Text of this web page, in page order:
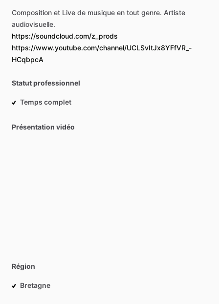
Composition et Live de musique en tout genre. Artiste
audiovisuelle.
https://soundcloud.com/z_prods
https://www.youtube.com/channel/UCLSvItJx8YFfVR_-
HCqbpcA
Statut professionnel
Temps complet
Présentation vidéo
Région
Bretagne